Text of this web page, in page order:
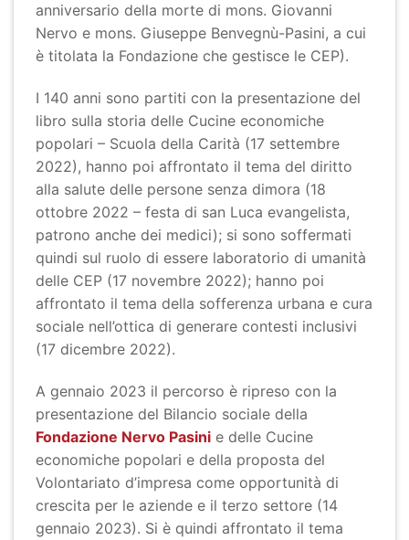
anniversario della morte di mons. Giovanni
Nervo e mons. Giuseppe Benvegnù-Pasini, a cui
è titolata la Fondazione che gestisce le CEP).
I 140 anni sono partiti con la presentazione del
libro sulla storia delle Cucine economiche
popolari – Scuola della Carità (17 settembre
2022), hanno poi affrontato il tema del diritto
alla salute delle persone senza dimora (18
ottobre 2022 – festa di san Luca evangelista,
patrono anche dei medici); si sono soffermati
quindi sul ruolo di essere laboratorio di umanità
delle CEP (17 novembre 2022); hanno poi
affrontato il tema della sofferenza urbana e cura
sociale nell’ottica di generare contesti inclusivi
(17 dicembre 2022).
A gennaio 2023 il percorso è ripreso con la
presentazione del Bilancio sociale della
Fondazione Nervo Pasini e delle Cucine
economiche popolari e della proposta del
Volontariato d’impresa come opportunità di
crescita per le aziende e il terzo settore (14
gennaio 2023). Si è quindi affrontato il tema